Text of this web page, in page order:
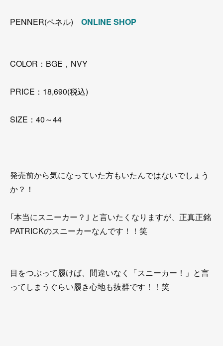
PENNER(ペネル) ONLINE SHOP
COLOR：BGE，NVY
PRICE：18,690(税込)
SIZE：40～44
発売前から気になっていた方もいたんではないでしょう
か？！
｢本当にスニーカー？｣ と言いたくなりますが、正真正銘
PATRICKのスニーカーなんです！！笑
目をつぶって履けば、間違いなく「スニーカー！」と言
ってしまうぐらい履き心地も抜群です！！笑